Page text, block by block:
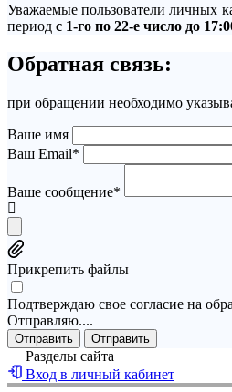
Уважаемые пользователи личных
период с 1-го по 22-е число до
Обратная связь:
при обращении необходимо
Ваше имя
Ваш Email*
Ваше сообщение*
Прикрепить файлы
Подтверждаю свое согласие на
Отправляю....
Отправить Отправить
Разделы сайта
Вход в личный кабинет